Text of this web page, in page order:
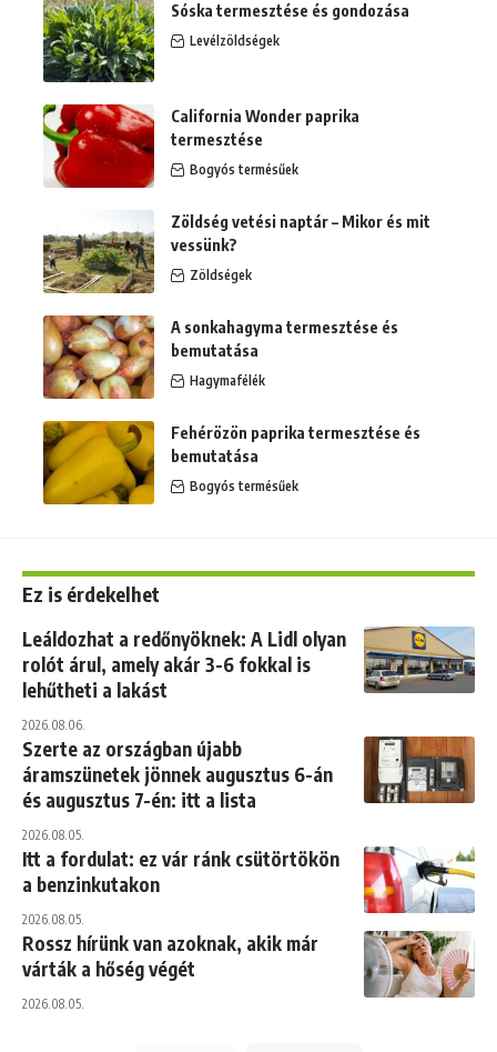
Sóska termesztése és gondozása
Levélzöldségek
California Wonder paprika
termesztése
Bogyós termésűek
Zöldség vetési naptár – Mikor és mit
vessünk?
Zöldségek
A sonkahagyma termesztése és
bemutatása
Hagymafélék
Fehérözön paprika termesztése és
bemutatása
Bogyós termésűek
Ez is érdekelhet
Leáldozhat a redőnyöknek: A Lidl olyan
rolót árul, amely akár 3-6 fokkal is
lehűtheti a lakást
2026.08.06.
Szerte az országban újabb
áramszünetek jönnek augusztus 6-án
és augusztus 7-én: itt a lista
2026.08.05.
Itt a fordulat: ez vár ránk csütörtökön
a benzinkutakon
2026.08.05.
Rossz hírünk van azoknak, akik már
várták a hőség végét
2026.08.05.